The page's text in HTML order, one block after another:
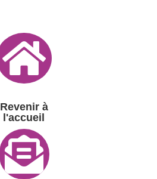

Revenir à
l'accueil
